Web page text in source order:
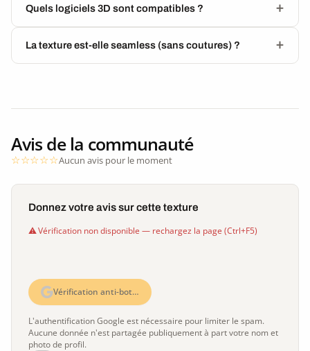
Quels logiciels 3D sont compatibles ?
La texture est-elle seamless (sans coutures) ?
Avis de la communauté
Aucun avis pour le moment
Donnez votre avis sur cette texture
Vérification non disponible — rechargez la page (Ctrl+F5)
Vérification anti-bot…
L'authentification Google est nécessaire pour limiter le spam.
Aucune donnée n'est partagée publiquement à part votre nom et
photo de profil.